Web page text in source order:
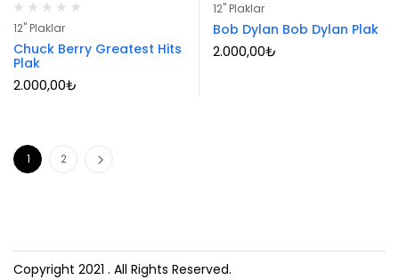
12" Plaklar
Chuck Berry Greatest Hits
Plak
2.000,00₺
12" Plaklar
Bob Dylan Bob Dylan Plak
2.000,00₺
1 2
Copyright 2021 . All Rights Reserved.